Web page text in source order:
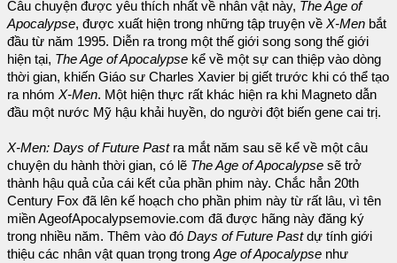
Câu chuyện được yêu thích nhất về nhân vật này, The Age of
Apocalypse, được xuất hiện trong những tập truyện về X-Men bắt
đầu từ năm 1995. Diễn ra trong một thế giới song song thế giới
hiện tại, The Age of Apocalypse kể về một sự can thiệp vào dòng
thời gian, khiến Giáo sư Charles Xavier bị giết trước khi có thể tạo
ra nhóm X-Men. Một hiện thực rất khác hiện ra khi Magneto dẫn
đầu một nước Mỹ hậu khải huyền, do người đột biến gene cai trị.
X-Men: Days of Future Pastra mắt năm sau sẽ kể về một câu
chuyện du hành thời gian, có lẽ The Age of Apocalypse sẽ trở
thành hậu quả của cái kết của phần phim này. Chắc hẳn 20th
Century Fox đã lên kế hoạch cho phần phim này từ rất lâu, vì tên
miền AgeofApocalypsemovie.com đã được hãng này đăng ký
trong nhiều năm. Thêm vào đó Days of Future Pastdự tính giới
thiệu các nhân vật quan trọng trongAge of Apocalypse như